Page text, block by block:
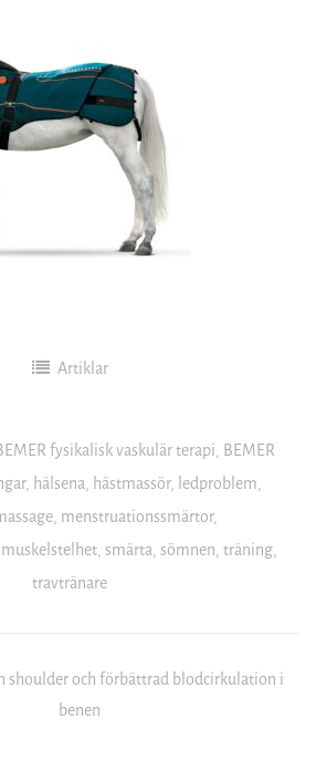
Artiklar
fysikalisk vaskulär terapi, BEMER
, hälsena, hästmassör, ledproblem,
, menstruationssmärtor,
muskelstelhet, smärta, sömnen, träning,
travtränare
shoulder och förbättrad blodcirkulation i
benen